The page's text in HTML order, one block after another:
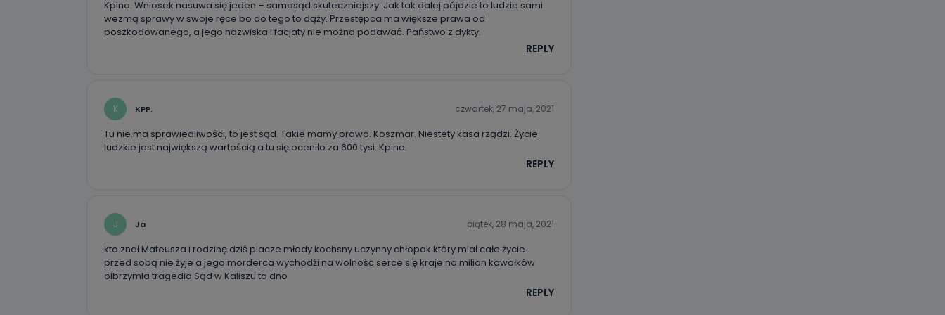
Kpina. Wniosek nasuwa się jeden – samosąd skuteczniejszy. Jak tak dalej pójdzie to ludzie sami
wezmą sprawy w swoje ręce bo do tego to dąży. Przestępca ma większe prawa od
poszkodowanego, a jego nazwiska i facjaty nie można podawać. Państwo z dykty.
REPLY
K KPP. czwartek, 27 maja, 2021
Tu nie.ma sprawiedliwości, to jest sąd. Takie mamy prawo. Koszmar. Niestety kasa rządzi. Życie
ludzkie jest największą wartością a tu się oceniło za 600 tysi. Kpina.
REPLY
J Ja piątek, 28 maja, 2021
kto znał Mateusza i rodzinę dziś placze młody kochsny uczynny chłopak który miał całe życie
przed sobą nie żyje a jego morderca wychodźi na wolność serce się kraje na milion kawałków
olbrzymia tragedia Sąd w Kaliszu to dno
REPLY